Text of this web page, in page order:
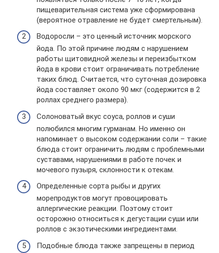
пищеварительная система уже сформирована
(вероятное отравление не будет смертельным).
Водоросли – это ценный источник морского
йода. По этой причине людям с нарушением
работы щитовидной железы и переизбытком
йода в крови стоит ограничивать потребление
таких блюд. Считается, что суточная дозировка
йода составляет около 90 мкг (содержится в 2
роллах среднего размера).
Солоноватый вкус соуса, роллов и суши
полюбился многим гурманам. Но именно он
напоминает о высоком содержании соли – такие
блюда стоит ограничить людям с проблемными
суставами, нарушениями в работе почек и
мочевого пузыря, склонности к отекам.
Определенные сорта рыбы и других
морепродуктов могут провоцировать
аллергические реакции. Поэтому стоит
осторожно относиться к дегустации суши или
роллов с экзотическими ингредиентами.
Подобные блюда также запрещены в период